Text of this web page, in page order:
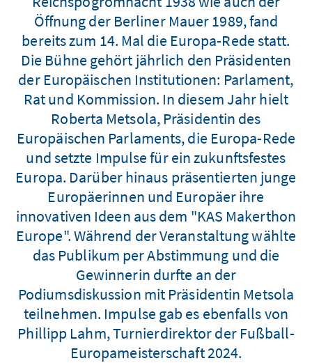
Öffnung der Berliner Mauer 1989, fand
bereits zum 14. Mal die Europa-Rede statt.
Die Bühne gehört jährlich den Präsidenten
der Europäischen Institutionen: Parlament,
Rat und Kommission. In diesem Jahr hielt
Roberta Metsola, Präsidentin des
Europäischen Parlaments, die Europa-Rede
und setzte Impulse für ein zukunftsfestes
Europa. Darüber hinaus präsentierten junge
Europäerinnen und Europäer ihre
innovativen Ideen aus dem "KAS Makerthon
Europe". Während der Veranstaltung wählte
das Publikum per Abstimmung und die
Gewinnerin durfte an der
Podiumsdiskussion mit Präsidentin Metsola
teilnehmen. Impulse gab es ebenfalls von
Phillipp Lahm, Turnierdirektor der Fußball-
Europameisterschaft 2024.